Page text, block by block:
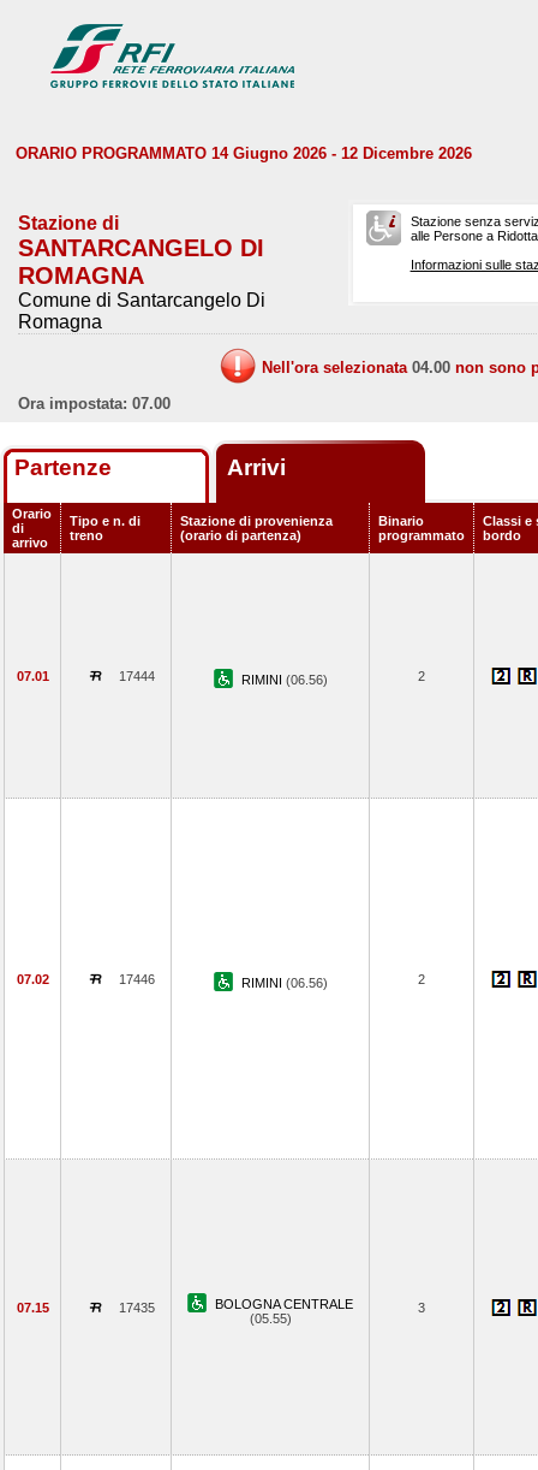
ORARIO PROGRAMMATO 14 Giugno 2026 - 12 Dicembre 2026
Stazione di
SANTARCANGELO DI
ROMAGNA
Comune di Santarcangelo Di
Romagna
Stazione senza
alle Persone a
Informazioni sulle
Nell'ora selezionata 04.00 non sono
Ora impostata: 07.00
Partenze Arrivi
Orario
di
arrivo
Tipo e n. di
treno
Stazione di provenienza
(orario di partenza)
Binario
programmato
Classi e
bordo
07.01 17444 RIMINI (06.56) 2
07.02 17446 RIMINI (06.56) 2
07.15 17435
BOLOGNA CENTRALE
(05.55)
3